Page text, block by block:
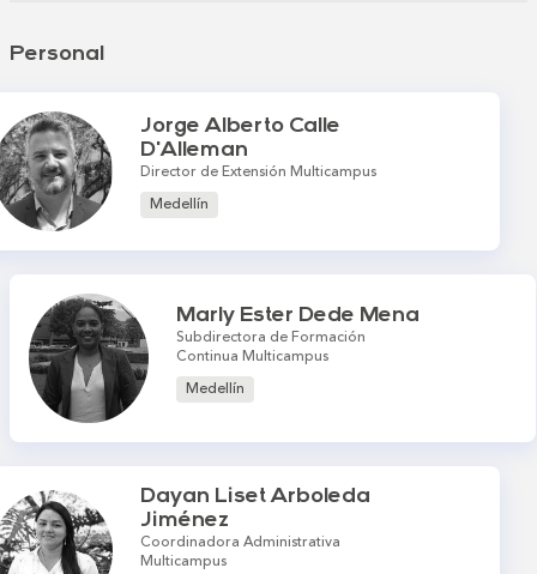
Personal
Jorge Alberto Calle
D'Alleman
Director de Extensión Multicampus
Medellín
Marly Ester Dede Mena
Subdirectora de Formación
Continua Multicampus
Medellín
Dayan Liset Arboleda
Jiménez
Coordinadora Administrativa
Multicampus